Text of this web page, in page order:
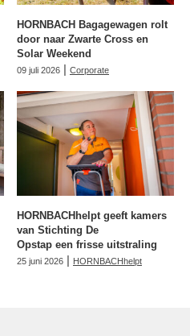
HORNBACH Bagagewagen rolt
door naar Zwarte Cross en
Solar Weekend
09 juli 2026 | Corporate
HORNBACHhelpt geeft kamers
van Stichting De
Opstap een frisse uitstraling
25 juni 2026 | HORNBACHhelpt